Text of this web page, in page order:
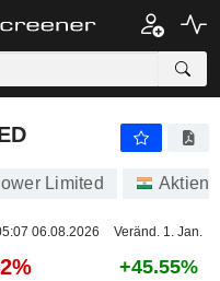
Limited Aktien
06.08.2026 Veränd. 1. Jan.
+45.55%